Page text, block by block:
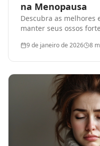
na Menopausa
Descubra as melhores
manter seus ossos
9 de janeiro de 2026 8